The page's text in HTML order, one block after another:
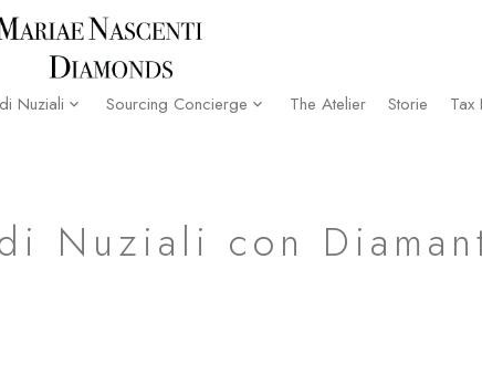
Nuziali Sourcing Concierge The Atelier Storie Tax
Nuziali con